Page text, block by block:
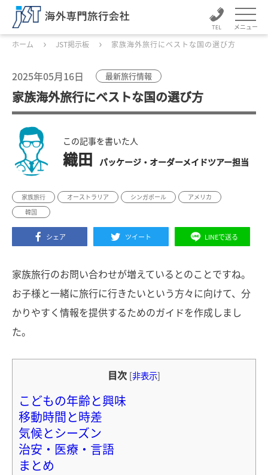
メニュー
ホーム JST掲示板 家族海外旅行にベストな国の選び方
2025年05月16日 最新旅行情報
家族海外旅行にベストな国の選び方
この記事を書いた人
織田 パッケージ・オーダーメイドツアー担当
家族旅行 オーストラリア シンガポール
アメリカ
韓国
シェア ツイート LINEで送る
家族旅行のお問い合わせが増えているとのことですね。
お子様と一緒に旅行に行きたいという方々に向けて、分
かりやすく情報を提供するためのガイドを作成しまし
た。
目次 [非表示]
こどもの年齢と興味
移動時間と時差
気候とシーズン
治安・医療・言語
まとめ